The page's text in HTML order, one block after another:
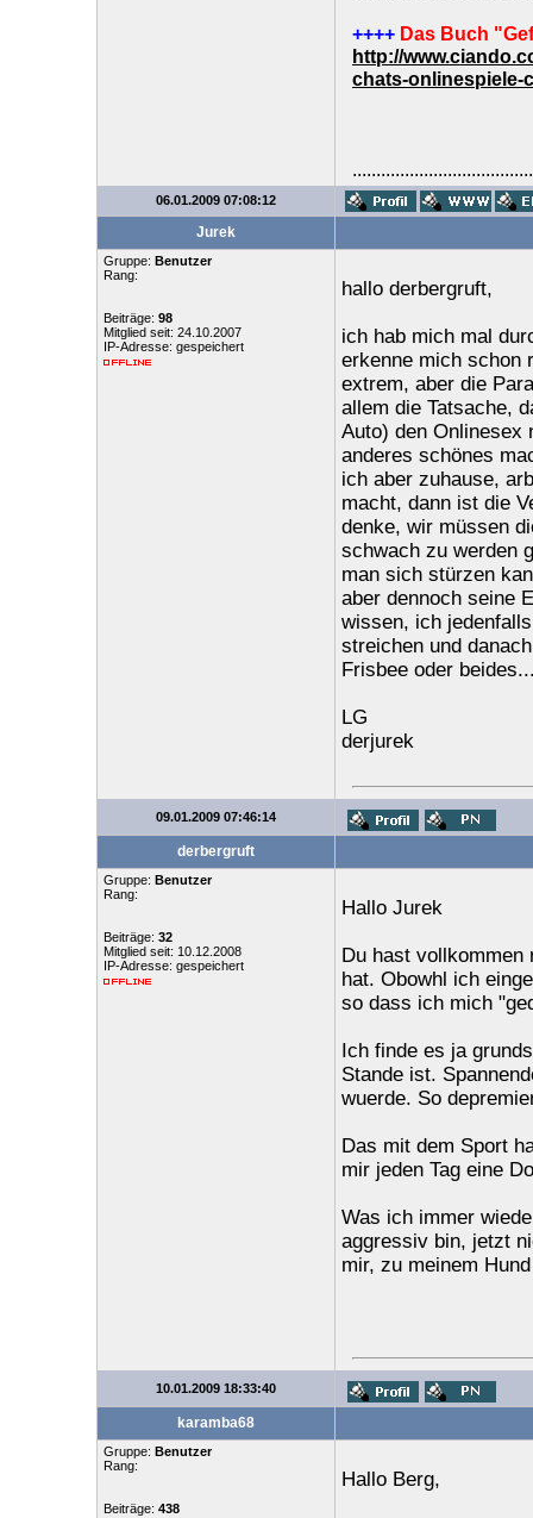
++++ Das Buch
http://
chats-onlinespiele-
06.01.2009 07:08:12
Jurek
Gruppe: Benutzer
Rang:
Beiträge: 98
Mitglied seit: 24.10.2007
IP-Adresse: gespeichert
hallo derbergruft,
ich hab mich mal
erkenne mich schon
extrem, aber die
allem die Tatsache,
Auto) den Onlinesex
anderes schönes
ich aber zuhause,
macht, dann ist die
denke, wir müssen
schwach zu werden
man sich stürzen
aber dennoch seine
wissen, ich
streichen und
Frisbee oder
LG
derjurek
09.01.2009 07:46:14
derbergruft
Gruppe: Benutzer
Rang:
Beiträge: 32
Mitglied seit: 10.12.2008
IP-Adresse: gespeichert
Hallo Jurek
Du hast vollkommen
hat. Obowhl ich
so dass ich mich
Ich finde es ja
Stande ist.
wuerde. So
Das mit dem Sport
mir jeden Tag eine
Was ich immer
aggressiv bin, jetzt
mir, zu meinem
10.01.2009 18:33:40
karamba68
Gruppe: Benutzer
Rang:
Beiträge: 438
Hallo Berg,